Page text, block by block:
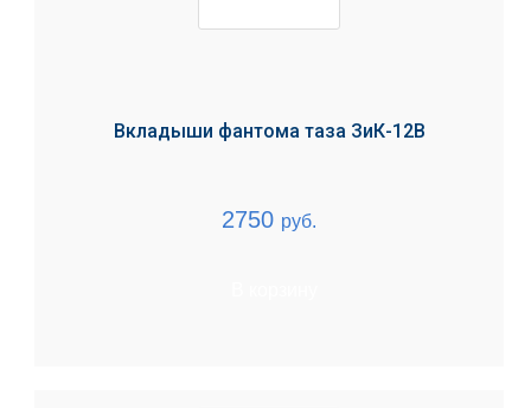
Вкладыши фантома таза ЗиК-12В
2750 руб.